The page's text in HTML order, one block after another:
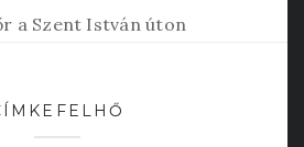
a Szent István úton